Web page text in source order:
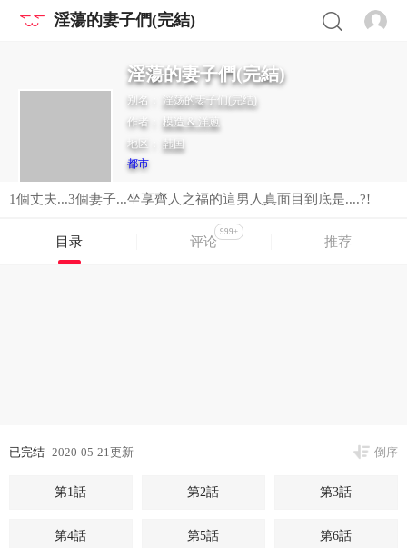
淫蕩的妻子們(完結)
淫蕩的妻子們(完結)
别名： 淫荡的妻子们(完结)
作者： 模造 & 洋蔥
地区： 韩国
都市
1個丈夫...3個妻子...坐享齊人之福的這男人真面目到底是....?!
目录 评论
999+
推荐
已完结 2020-05-21更新 倒序
第1話 第2話 第3話
第4話 第5話 第6話